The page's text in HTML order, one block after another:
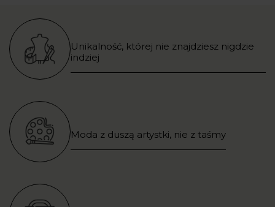
Unikalność, której nie znajdziesz nigdzie
indziej
Moda z duszą artystki, nie z taśmy